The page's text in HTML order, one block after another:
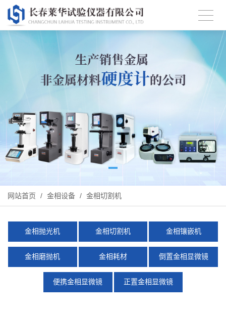
网站首页 / 金相设备 / 金相切割机
金相抛光机 金相切割机 金相镶嵌机
金相磨抛机 金相耗材 倒置金相显微镜
便携金相显微镜 正置金相显微镜